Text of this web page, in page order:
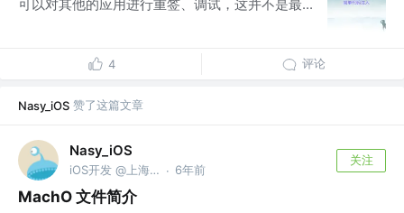
可以对其他的应用进行重签、调试，这并不是最...
4 评论
Nasy_iOS 赞了这篇文章
Nasy_iOS
iOS开发 @上海屹通 · 6年前
关注
MachO 文件简介